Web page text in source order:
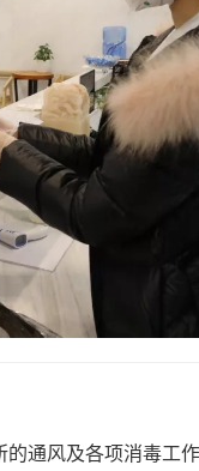
通风及各项消毒工